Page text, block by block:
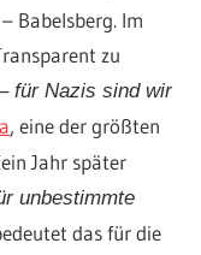
Babelsberg. Im
zu
für Nazis sind wir
, eine der größten
Jahr später
unbestimmte
das für die